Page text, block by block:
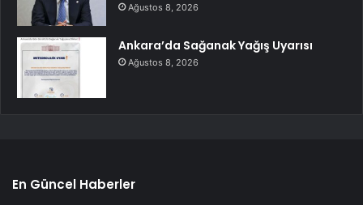
Ağustos 8, 2026
Ankara’da Sağanak Yağış Uyarısı
Ağustos 8, 2026
En Güncel Haberler